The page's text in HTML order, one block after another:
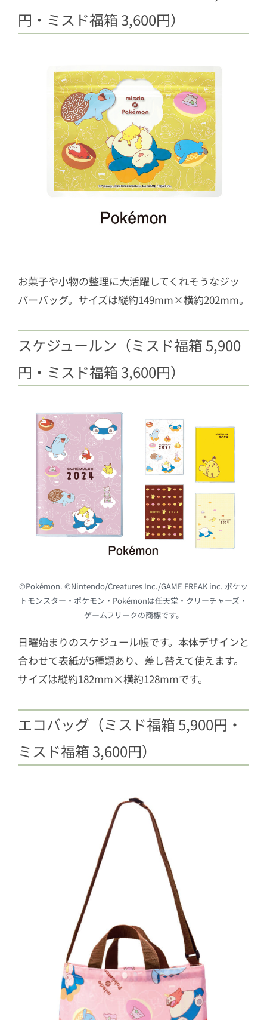
円・ミスド福箱 3,600円）
お菓子や小物の整理に大活躍してくれそうなジッ
パーバッグ。サイズは縦約149mm×横約202mm。
スケジュールン（ミスド福箱 5,900
円・ミスド福箱 3,600円）
©Pokémon. ©Nintendo/Creatures Inc./GAME FREAK inc. ポケッ
トモンスター・ポケモン・Pokémonは任天堂・クリーチャーズ・
ゲームフリークの商標です。
日曜始まりのスケジュール帳です。本体デザインと
合わせて表紙が5種類あり、差し替えて使えます。
サイズは縦約182mm×横約128mmです。
エコバッグ（ミスド福箱 5,900円・
ミスド福箱 3,600円）